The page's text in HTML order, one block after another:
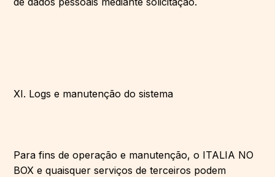
XI. Logs e manutenção do sistema
Para fins de operação e manutenção, o ITALIA NO
BOX e quaisquer serviços de terceiros podem